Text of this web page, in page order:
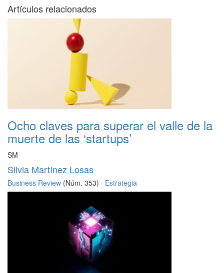
Artículos relacionados
Ocho claves para superar el valle de la
muerte de las ‘startups’
SM
Silvia Martínez Losas
Business Review (Núm. 353) · Estrategia